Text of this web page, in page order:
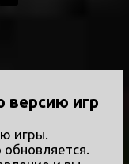
версию игр
игры.
обновляется.